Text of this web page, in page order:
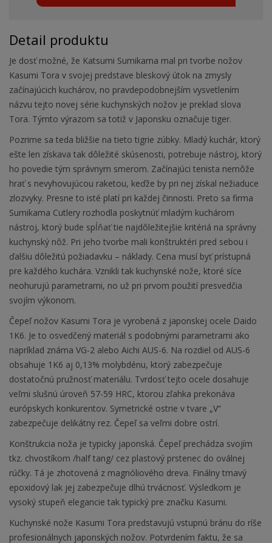
Detail produktu
Je dosť možné, že Katsumi Sumikama mal pri tvorbe nožov
Kasumi Tora v svojej predstave bleskový útok na zmysly
začínajúcich kuchárov, no pravdepodobnejším vysvetlením
názvu tejto novej série kuchynských nožov je preklad slova
Tora. Týmto výrazom sa totiž v Japonsku označuje tiger.
Pozrime sa teda bližšie na tieto tigrie zúbky. Mladý kuchár, ktorý
ešte len získava tak dôležité skúsenosti, potrebuje nástroj, ktorý
ho povedie tým správnym smerom. Začínajúci tenista nemôže
hrať s nevyhovujúcou raketou, keďže by pri nej získal nežiaduce
zlozvyky. Presne to isté platí pri každej činnosti. Preto sa firma
Sumikama Cutlery rozhodla poskytnúť mladým kuchárom
nástroj, ktorý bude spĺňať tie najdôležitejšie kritériá na správny
kuchynský nôž. Pri jeho tvorbe mali konštruktéri pred sebou i
ďalšiu dôležitú požiadavku – náklady. Cena musí byť prístupná
pre každého kuchára. Vznikli tak kuchynské nože, ktoré síce
neohurujú parametrami, no už pri prvom použití presvedčia
svojím výkonom.
Čepeľ nožov Kasumi Tora je vyrobená z japonskej ocele Daido
1K6. Je to osvedčený materiál s podobnými parametrami ako
napríklad známa VG-2 alebo Aichi AUS-6. Na rozdiel od AUS-6
obsahuje 1K6 aj 0,13% molybdénu, ktorý zabezpečuje
dostatočnú pružnosť materiálu. Tvrdosť tejto ocele dosahuje
veľmi slušnú úroveň 57-59 HRC, ktorou zľahka prekonáva
európskych konkurentov. Symetrické ostrie v tvare „V“
zabezpečuje delikátny rez. Čepeľ sa veľmi dobre ostrí.
Konštrukcia noža je typicky japonská. Čepeľ prechádza svojím
tkz. chvostíkom /half tang/ cez plastový prstenec do oválnej
rúčky. Tá je zhotovená z magnóliového dreva. Finálny tmavý
epoxidový lak jej zabezpečuje dlhú trvácnosť. Výsledkom je
vysoký stupeň elegancie tak typický pre značku Kasumi.
Kuchynské nože Kasumi Tora predstavujú vstupnú bránu do ríše
profesionálnych japonských nožov. Potvrdením faktu, že sa